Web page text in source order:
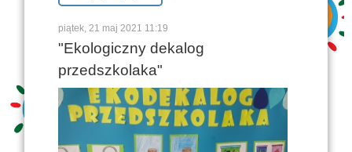
piątek, 21 maj 2021 11:19
"Ekologiczny dekalog
przedszkolaka"